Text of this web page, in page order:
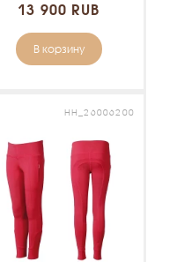
13 900 RUB
В корзину
HH_26006200